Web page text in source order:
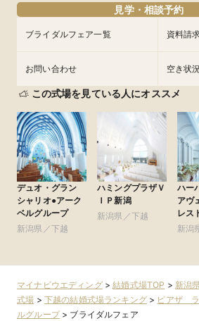
見学・相談予約
ブライダルフェア一覧 資料請
お問い合わせ 空き状
この式場を見ている人にオススメ
デュオ・グラン
シャリオ●アーク
ベルグループ
新潟県／下越
ハミングプラザＶ
ＩＰ新潟
新潟県／下越
ハー
アヴ
レス
ベル
新潟
マイナビウエディング>結婚式場TOP > 新潟
式場 > 下越の結婚式場ランキング> ピアザ
ルグループ> ブライダルフェア